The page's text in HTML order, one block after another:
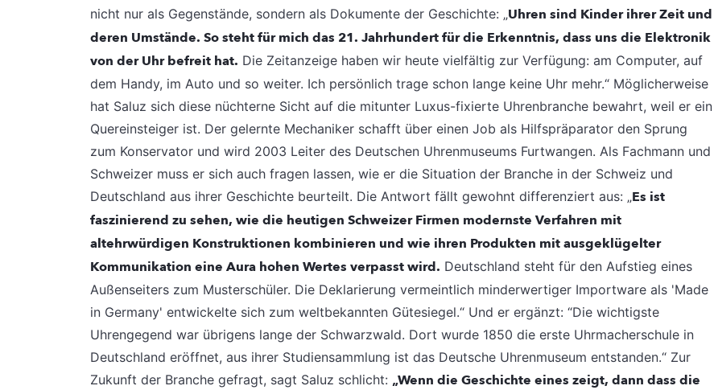
nicht nur als Gegenstände, sondern als Dokumente der Geschichte: „Uhren sind Kinder ihrer Zeit und
deren Umstände. So steht für mich das 21. Jahrhundert für die Erkenntnis, dass uns die Elektronik
von der Uhr befreit hat. Die Zeitanzeige haben wir heute vielfältig zur Verfügung: am Computer, auf
dem Handy, im Auto und so weiter. Ich persönlich trage schon lange keine Uhr mehr.“ Möglicherweise
hat Saluz sich diese nüchterne Sicht auf die mitunter Luxus-fixierte Uhrenbranche bewahrt, weil er ein
Quereinsteiger ist. Der gelernte Mechaniker schafft über einen Job als Hilfspräparator den Sprung
zum Konservator und wird 2003 Leiter des Deutschen Uhrenmuseums Furtwangen. Als Fachmann und
Schweizer muss er sich auch fragen lassen, wie er die Situation der Branche in der Schweiz und
Deutschland aus ihrer Geschichte beurteilt. Die Antwort fällt gewohnt differenziert aus: „Es ist
faszinierend zu sehen, wie die heutigen Schweizer Firmen modernste Verfahren mit
altehrwürdigen Konstruktionen kombinieren und wie ihren Produkten mit ausgeklügelter
Kommunikation eine Aura hohen Wertes verpasst wird. Deutschland steht für den Aufstieg eines
Außenseiters zum Musterschüler. Die Deklarierung vermeintlich minderwertiger Importware als 'Made
in Germany' entwickelte sich zum weltbekannten Gütesiegel.“ Und er ergänzt: “Die wichtigste
Uhrengegend war übrigens lange der Schwarzwald. Dort wurde 1850 die erste Uhrmacherschule in
Deutschland eröffnet, aus ihrer Studiensammlung ist das Deutsche Uhrenmuseum entstanden.“ Zur
Zukunft der Branche gefragt, sagt Saluz schlicht: „Wenn die Geschichte eines zeigt, dann dass die